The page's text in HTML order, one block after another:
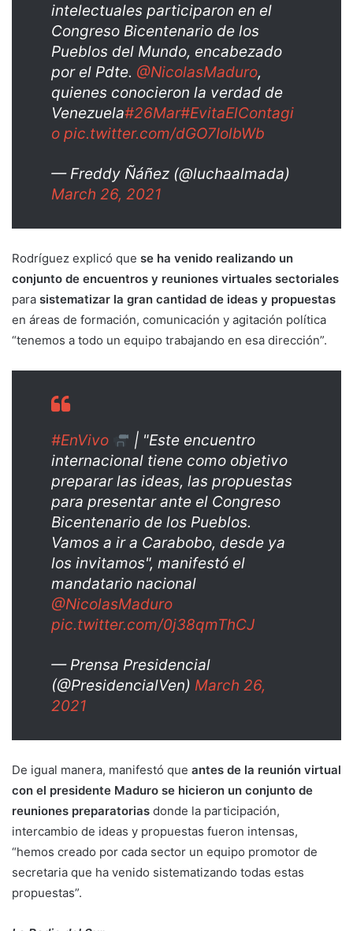
intelectuales participaron en el
Congreso Bicentenario de los
Pueblos del Mundo, encabezado
por el Pdte. @NicolasMaduro,
quienes conocieron la verdad de
Venezuela#26Mar#EvitaElContagi
o pic.twitter.com/dGO7IolbWb
— Freddy Ñáñez (@luchaalmada)
March 26, 2021
Rodríguez explicó que se ha venido realizando un
conjunto de encuentros y reuniones virtuales sectoriales
para sistematizar la gran cantidad de ideas y propuestas
en áreas de formación, comunicación y agitación política
“tenemos a todo un equipo trabajando en esa dirección”.
#EnVivo
| "Este encuentro
internacional tiene como objetivo
preparar las ideas, las propuestas
para presentar ante el Congreso
Bicentenario de los Pueblos.
Vamos a ir a Carabobo, desde ya
los invitamos", manifestó el
mandatario nacional
@NicolasMaduro
pic.twitter.com/0j38qmThCJ
— Prensa Presidencial
(@PresidencialVen) March 26,
2021
De igual manera, manifestó que antes de la reunión virtual
con el presidente Maduro se hicieron un conjunto de
reuniones preparatorias donde la participación,
intercambio de ideas y propuestas fueron intensas,
“hemos creado por cada sector un equipo promotor de
secretaria que ha venido sistematizando todas estas
propuestas”.